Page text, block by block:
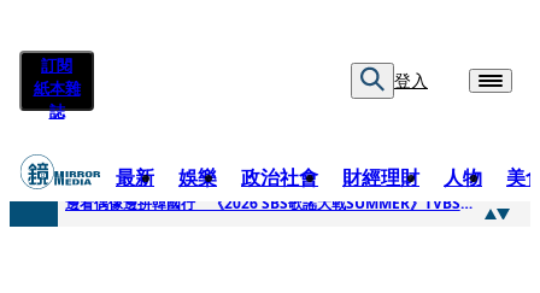
訂閱
紙本雜
誌
登入
最新 娛樂 政治社會 財經理財 人物 美
快訊
邊看偶像邊拚韓國行 《2026 SBS歌謠大戰SUMMER》TVBS直播祭追星福利